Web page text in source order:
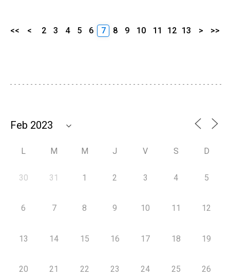
<< < 2 3 4 5 6 7 8 9 10 11 12 13 > >>
L M M J V S D
30 31 1 2 3 4 5
6 7 8 9 10 11 12
13 14 15 16 17 18 19
20 21 22 23 24 25 26